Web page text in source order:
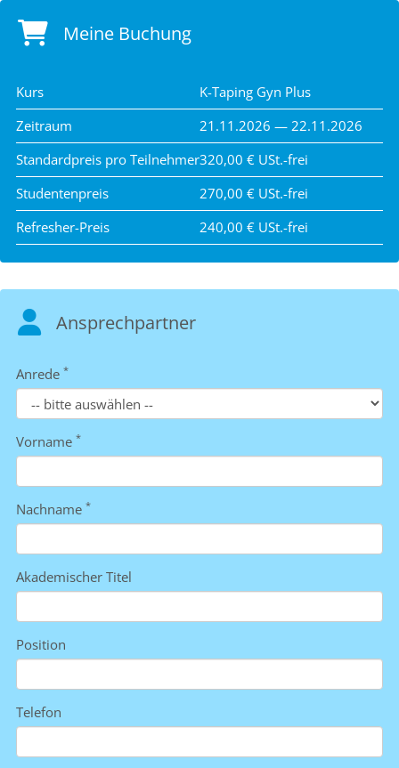
Meine Buchung
Kurs
K-Taping Gyn Plus
Zeitraum
21.11.2026 — 22.11.2026
Standardpreis pro Teilnehmer320,00 € USt.-frei
Studentenpreis
270,00 € USt.-frei
Refresher-Preis
240,00 € USt.-frei
Ansprechpartner
Anrede *
Vorname *
Nachname *
Akademischer Titel
Position
Telefon